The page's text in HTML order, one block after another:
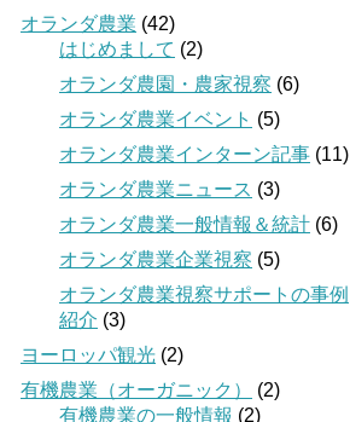
オランダ農業 (42)
はじめまして (2)
オランダ農園・農家視察 (6)
オランダ農業イベント (5)
オランダ農業インターン記事 (11)
オランダ農業ニュース (3)
オランダ農業一般情報＆統計 (6)
オランダ農業企業視察 (5)
オランダ農業視察サポートの事例
紹介 (3)
ヨーロッパ観光 (2)
有機農業（オーガニック）
(2)
有機農業の一般情報 (2)